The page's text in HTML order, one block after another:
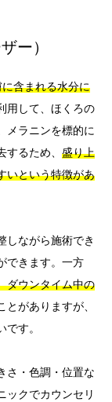
ー）
含まれる水分に
用して、ほくろの
メラニンを標的に
るため、 盛り上
いという特徴があ
しながら施術でき
できます。一方
ダウンタイム中の
がありますが、
す。
さ・色調・位置な
ックでカウンセリ